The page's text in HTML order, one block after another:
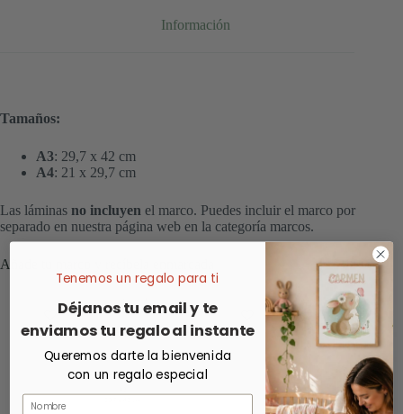
Información
Tamaños:
A3: 29,7 x 42 cm
A4: 21 x 29,7 cm
Las láminas no incluyen el marco. Puedes incluir el marco por
separado en nuestra página web en la categoría marcos.
Añade tu marco y recíbela enmarcada
Tenemos un regalo para ti
Déjanos tu email y te
enviamos tu regalo al instante
Queremos darte la bienvenida
con un regalo especial
Nombre